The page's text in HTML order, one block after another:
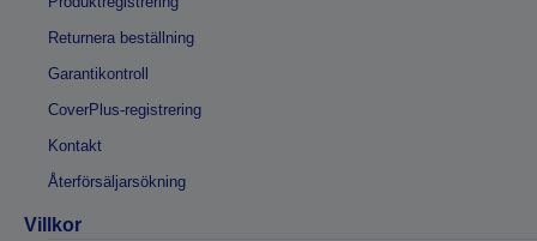
Returnera beställning
Garantikontroll
CoverPlus-registrering
Kontakt
Återförsäljarsökning
Villkor